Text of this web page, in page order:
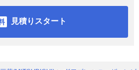
見積りスタート